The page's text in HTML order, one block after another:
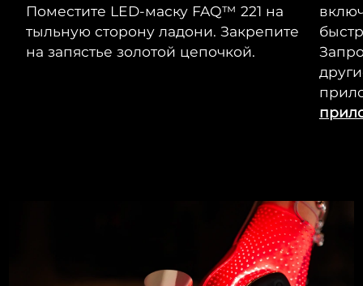
Поместите LED-маску FAQ™ 221 на
тыльную сторону ладони. Закрепите
на запястье золотой цепочкой.